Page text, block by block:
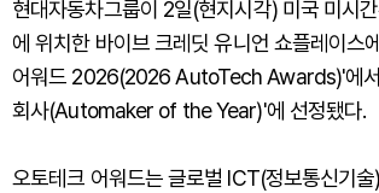
현대자동차그룹이 2일(현지시각) 미국 미시
에 위치한 바이브 크레딧 유니언 쇼플레이스
어워드 2026(2026 AutoTech Awards)'에
회사(Automaker of the Year)'에 선정됐다.
오토테크 어워드는 글로벌 ICT(정보통신기